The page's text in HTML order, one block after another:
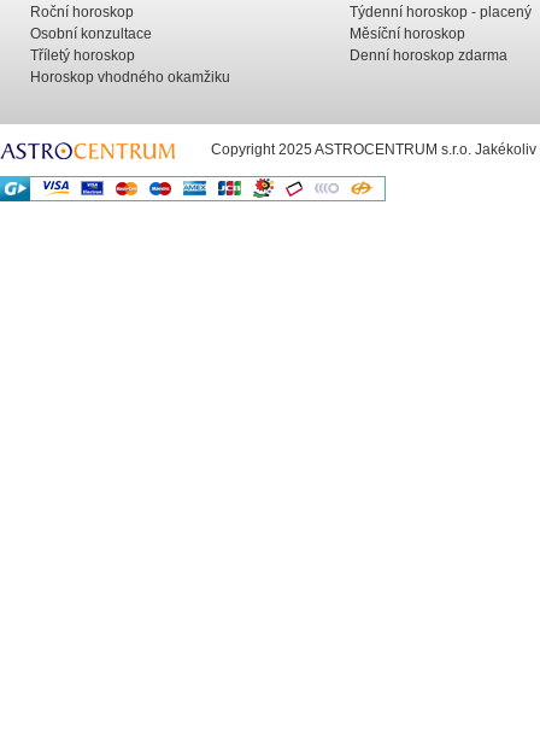
Roční horoskop
Osobní konzultace
Tříletý horoskop
Horoskop vhodného okamžiku
Týdenní horoskop - placený
Měsíční horoskop
Denní horoskop zdarma
Copyright 2025 ASTROCENTRUM s.r.o.